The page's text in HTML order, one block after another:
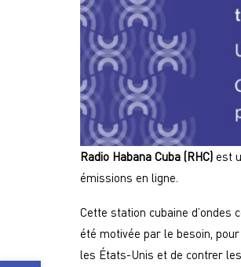
Radio Habana Cuba (RHC) est
émissions en ligne.
Cette station cubaine
été motivée par le besoin,
les États-Unis et de contrer